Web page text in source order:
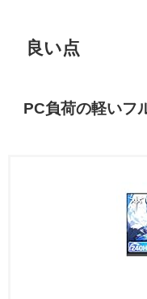
良い点
PC負荷の軽いフ